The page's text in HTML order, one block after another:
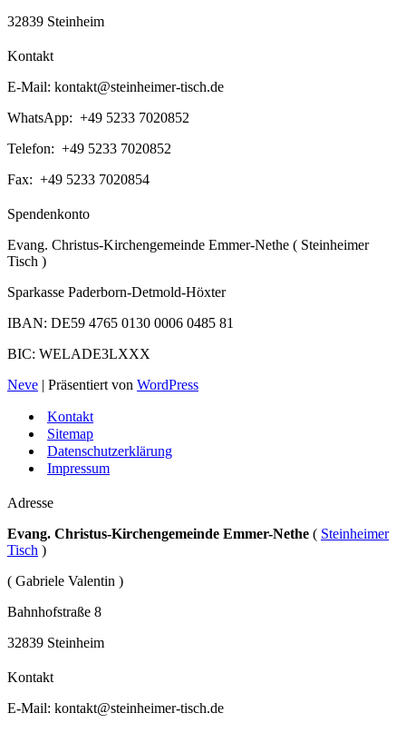
32839 Steinheim
Kontakt
E-Mail: kontakt@steinheimer-tisch.de
WhatsApp: +49 5233 7020852
Telefon: +49 5233 7020852
Fax: +49 5233 7020854
Spendenkonto
Evang. Christus-Kirchengemeinde Emmer-Nethe ( Steinheimer
Tisch )
Sparkasse Paderborn-Detmold-Höxter
IBAN: DE59 4765 0130 0006 0485 81
BIC: WELADE3LXXX
Neve | Präsentiert von WordPress
Kontakt
Sitemap
Datenschutzerklärung
Impressum
Adresse
Evang. Christus-Kirchengemeinde Emmer-Nethe ( Steinheimer
Tisch )
( Gabriele Valentin )
Bahnhofstraße 8
32839 Steinheim
Kontakt
E-Mail: kontakt@steinheimer-tisch.de